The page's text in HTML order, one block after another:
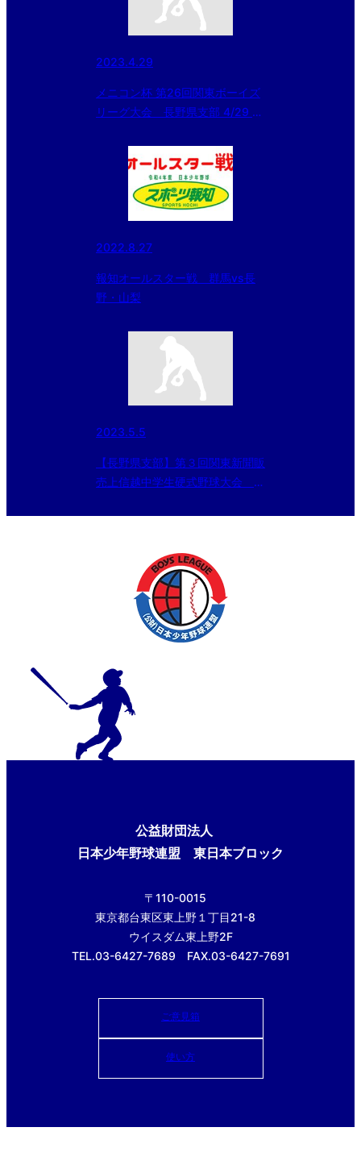
2023.4.29
メニコン杯 第26回関東ボーイズ
リーグ大会 長野県支部 4/29 試
2022.8.27
報知オールスター戦 群馬vs長
野・山梨
2023.5.5
【長野県支部】第３回関東新聞販
売上信越中学生硬式野球大会
公益財団法人
日本少年野球連盟 東日本ブロック
〒110-0015
東京都台東区東上野１丁目21-8
ウイスダム東上野2F
TEL.03-6427-7689 FAX.03-6427-7691
ご意見箱
使い方